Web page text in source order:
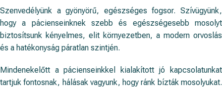
Szenvedélyünk a gyönyörű, egészséges fogsor. Szívügyünk,
hogy a pácienseinknek szebb és egészségesebb mosolyt
biztosítsunk kényelmes, elit környezetben, a modern orvoslás
és a hatékonyság páratlan szintjén.
Mindenekelőtt a pácienseinkkel kialakított jó kapcsolatunkat
tartjuk fontosnak, hálásak vagyunk, hogy ránk bízták mosolyukat.